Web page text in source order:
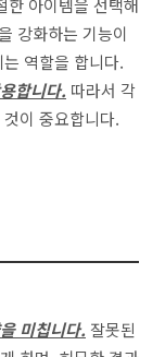
강화하는 기능이
역할을 합니다.
합니다. 따라서 각
이 중요합니다.
미칩니다. 잘못된